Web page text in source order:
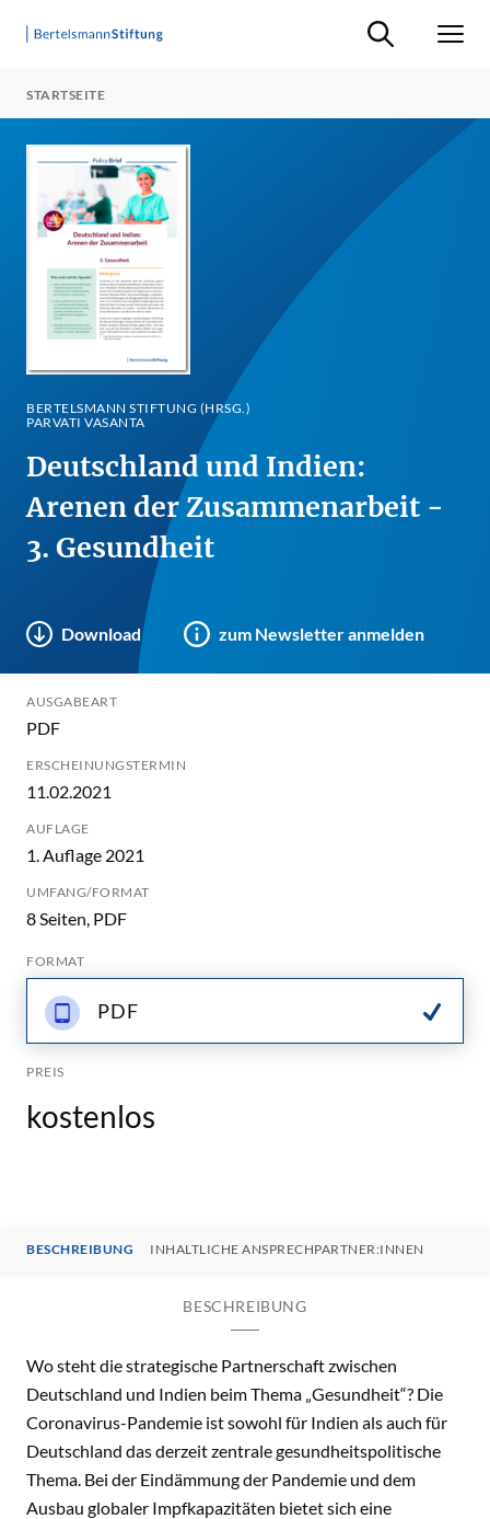
Suche ein-/
STARTSEITE
BERTELSMANN STIFTUNG (HRSG.)
PARVATI VASANTA
Deutschland und Indien:
Arenen der Zusammenarbeit -
3. Gesundheit
Download zum Newsletter anmelden
AUSGABEART
PDF
ERSCHEINUNGSTERMIN
11.02.2021
AUFLAGE
1. Auflage 2021
UMFANG/FORMAT
8 Seiten, PDF
FORMAT
PDF
PREIS
kostenlos
BESCHREIBUNG INHALTLICHE ANSPRECHPARTNER:INNEN
BESCHREIBUNG
Wo steht die strategische Partnerschaft zwischen
Deutschland und Indien beim Thema „Gesundheit“? Die
Coronavirus-Pandemie ist sowohl für Indien als auch für
Deutschland das derzeit zentrale gesundheitspolitische
Thema. Bei der Eindämmung der Pandemie und dem
Ausbau globaler Impfkapazitäten bietet sich eine